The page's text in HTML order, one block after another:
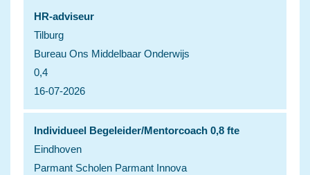
HR-adviseur
Tilburg
Bureau Ons Middelbaar Onderwijs
0,4
16-07-2026
Individueel Begeleider/Mentorcoach 0,8 fte
Eindhoven
Parmant Scholen Parmant Innova